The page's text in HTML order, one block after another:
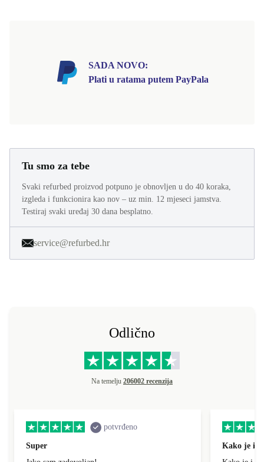
SADA NOVO:
Plati u ratama putem PayPala
Tu smo za tebe
Svaki refurbed proizvod potpuno je obnovljen u do 40 koraka,
izgleda i funkcionira kao nov – uz min. 12 mjeseci jamstva.
Testiraj svaki uređaj 30 dana besplatno.
service@refurbed.hr
Odlično
Na temelju 206002 recenzija
potvrđeno
Super
Kako je i